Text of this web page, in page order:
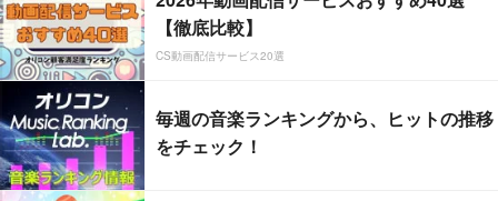
【徹底比較】
CS動画配信サービス20選
毎週の音楽ランキングから、ヒットの推移
をチェック！